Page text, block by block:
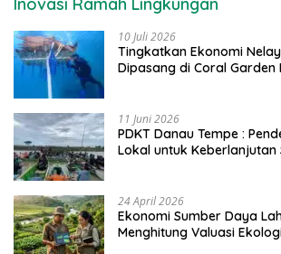
Inovasi Ramah Lingkungan
10 Juli 2026
Tingkatkan Ekonomi
Dipasang di Coral Garden
11 Juni 2026
PDKT Danau Tempe :
Lokal untuk Keberlanjutan
24 April 2026
Ekonomi Sumber Daya
Menghitung Valuasi